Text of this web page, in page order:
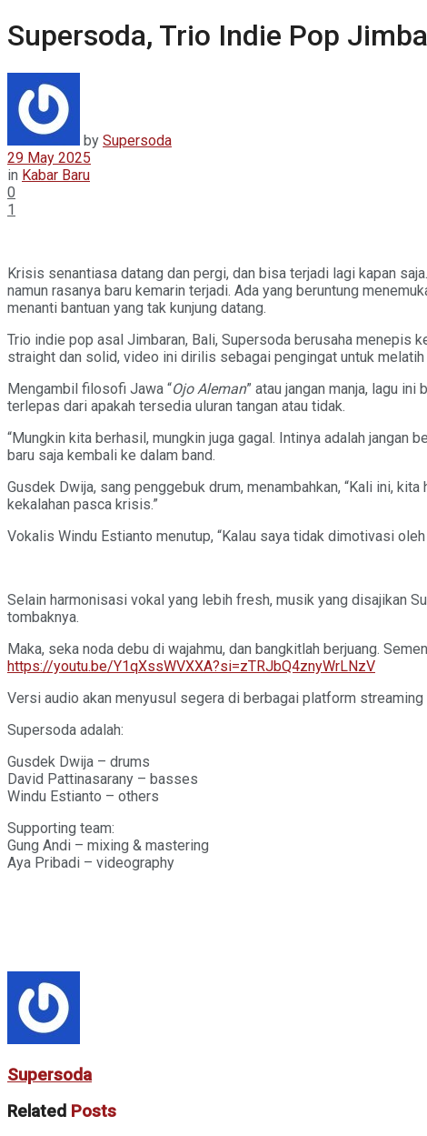
Supersoda, Trio Indie Pop
by Supersoda
29 May 2025
in Kabar Baru
0
1
Krisis senantiasa datang dan pergi, dan bisa terjadi lagi kapan
namun rasanya baru kemarin terjadi. Ada yang beruntung
menanti bantuan yang tak kunjung datang.
Trio indie pop asal Jimbaran, Bali, Supersoda berusaha menepis
straight dan solid, video ini dirilis sebagai pengingat untuk
Mengambil filosofi Jawa “Ojo Aleman” atau jangan manja, lagu
terlepas dari apakah tersedia uluran tangan atau tidak.
“Mungkin kita berhasil, mungkin juga gagal. Intinya adalah jangan
baru saja kembali ke dalam band.
Gusdek Dwija, sang penggebuk drum, menambahkan, “Kali ini,
kekalahan pasca krisis.”
Vokalis Windu Estianto menutup, “Kalau saya tidak dimotivasi
Selain harmonisasi vokal yang lebih fresh, musik yang disajikan
tombaknya.
Maka, seka noda debu di wajahmu, dan bangkitlah berjuang.
https://youtu.be/Y1qXssWVXXA?si=zTRJbQ4znyWrLNzV
Versi audio akan menyusul segera di berbagai platform
Supersoda adalah:
Gusdek Dwija – drums
David Pattinasarany – basses
Windu Estianto – others
Supporting team:
Gung Andi – mixing & mastering
Aya Pribadi – videography
Supersoda
Related Posts